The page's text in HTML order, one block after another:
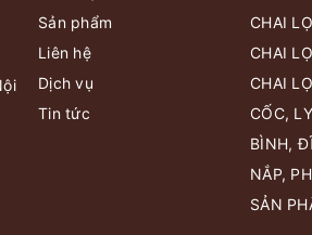
Sản phẩm
Liên hệ
Dịch vụ
Tin tức
CHAI
CHAI
CHAI
CỐC,
BÌNH,
NẮP,
SẢN